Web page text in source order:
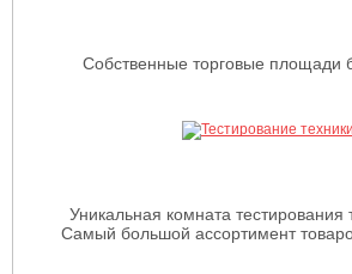
Собственные торговые площади
Уникальная комната тестирования
Самый большой ассортимент